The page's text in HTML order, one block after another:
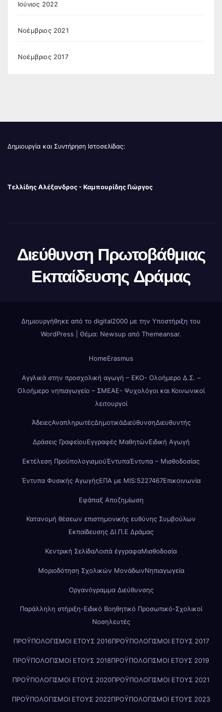
Ιούνιος 2022
Νοέμβριος 2021
Νοέμβριος 2017
Δημιουργία και Συντήρηση Ιστοσελίδας:
Τελλίδης Αλέξανδρος - Καμπουρίδης Γιώργος
Διεύθυνση Πρωτοβάθμιας
Εκπαίδευσης Δράμας
Δημιουργήθηκε από το digital2000 με την Υποστήριξη του
WordPress
Θέμα: Newsup από Themeansar.
HomeErasmus
Αγγλικά στην προσχολική αγωγή – ΕΚΟ- Ολοήμερο Δ.Σ. –
Ολοήμερο νηπιαγωγείο – ΣΜΕΑΕ- Ψυχολόγοι και Κοινωνικοί
λειτουργοί
ΆδειεςΑναπληρωτέςΔημοτικάΔιεύθυνσηΔιευθυντής
Δράσεις ΓραφείουΕγγραφές ΜαθητώνΕιδική Αγωγή
Εκτέλεση ΠροϋπολογισμούΈντυπαΈντυπα – Μισθοδοσίας
Έντυπα Φυσικής ΑγωγήςΕΠΑ με MIS:5227467Επικοινωνία
Εφάπαξ Αποζημίωση
Κατανομή θέσεων επιστημονικής ευθύνης Συμβούλων
Εκπαίδευσης ΔΙ.Π.Ε Δράμας
Κεντρική ΣελίδαΛοιπά έγγραφαΜισθοδοσία
Μοριοδότηση Σχολικών ΜονάδωνΝηπιαγωγεία
Οργανόγραμμα Διεύθυνσης
Παράλληλη στήριξη-Ειδικό Βοηθητικό Προσωπικό-Σχολικοί
Νοσηλευτές
ΠΡΟΫΠΟΛΟΓΙΣΜΟΙ ΕΤΟΥΣ 2016ΠΡΟΫΠΟΛΟΓΙΣΜΟΙ ΕΤΟΥΣ 2017
ΠΡΟΫΠΟΛΟΓΙΣΜΟΙ ΕΤΟΥΣ 2018ΠΡΟΫΠΟΛΟΓΙΣΜΟΙ ΕΤΟΥΣ 2019
ΠΡΟΫΠΟΛΟΓΙΣΜΟΙ ΕΤΟΥΣ 2020ΠΡΟΫΠΟΛΟΓΙΣΜΟΙ ΕΤΟΥΣ 2021
ΠΡΟΫΠΟΛΟΓΙΣΜΟΙ ΕΤΟΥΣ 2022ΠΡΟΫΠΟΛΟΓΙΣΜΟΙ ΕΤΟΥΣ 2023